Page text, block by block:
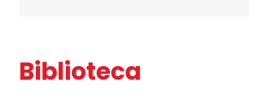
Biblioteca